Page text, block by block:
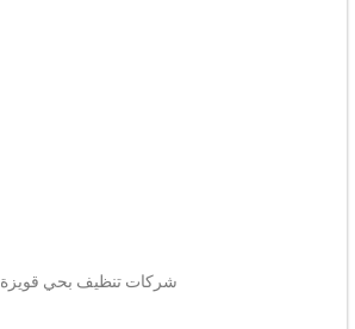
شركات تنظيف بحي قويزة